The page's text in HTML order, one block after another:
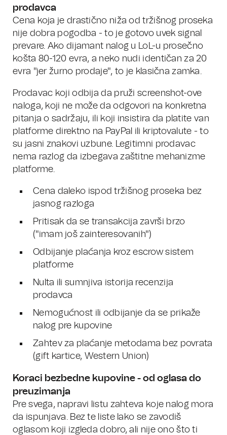
prodavca
Cena koja je drastično niža od tržišnog proseka
nije dobra pogodba - to je gotovo uvek signal
prevare. Ako dijamant nalog u LoL-u prosečno
košta 80-120 evra, a neko nudi identičan za 20
evra "jer žurno prodaje", to je klasična zamka.
Prodavac koji odbija da pruži screenshot-ove
naloga, koji ne može da odgovori na konkretna
pitanja o sadržaju, ili koji insistira da platite van
platforme direktno na PayPal ili kriptovalute - to
su jasni znakovi uzbune. Legitimni prodavac
nema razlog da izbegava zaštitne mehanizme
platforme.
Cena daleko ispod tržišnog proseka bez
jasnog razloga
Pritisak da se transakcija završi brzo
("imam još zainteresovanih")
Odbijanje plaćanja kroz escrow sistem
platforme
Nulta ili sumnjiva istorija recenzija
prodavca
Nemogućnost ili odbijanje da se prikaže
nalog pre kupovine
Zahtev za plaćanje metodama bez povrata
(gift kartice, Western Union)
Koraci bezbedne kupovine - od oglasa do
preuzimanja
Pre svega, napravi listu zahteva koje nalog mora
da ispunjava. Bez te liste lako se zavodiš
oglasom koji izgleda dobro, ali nije ono što ti